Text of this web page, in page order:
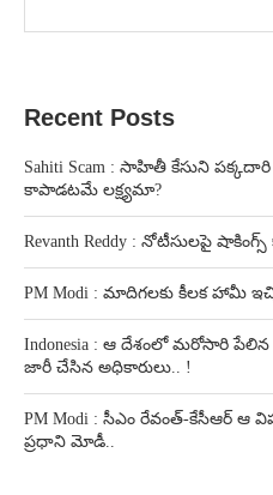
Recent Posts
Sahiti Scam : సాహితీ కేసుని
కాపాడటమే లక్ష్యమా?
Revanth Reddy : నోటీసులపై
PM Modi : మాదిగలకు కీలక హామీ
Indonesia : ఆ దేశంలో మరోసారి
జారీ చేసిన అధికారులు.. !
PM Modi : సీఎం రేవంత్-కేసీఆర్ ఆ
ప్రధాని మోడీ..